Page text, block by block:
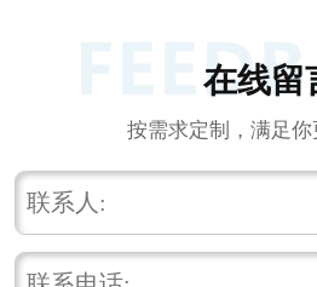
在线留
按需求定制，满足